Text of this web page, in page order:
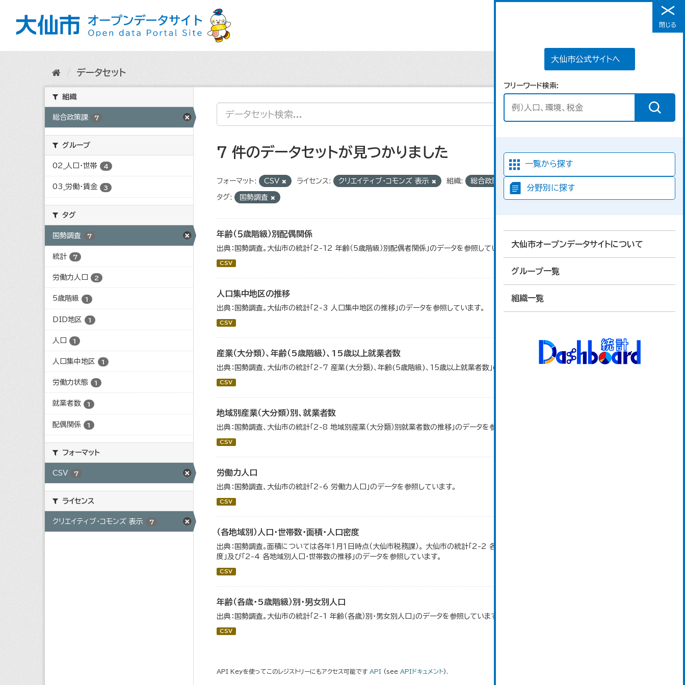
メニュー
大仙市公式サイトへ
フリーワード検索
一覧から探す
分野別に探す
大仙市オープンデータサイトについて
グループ一覧
組織一覧
閉じる
データセット
組織
総合政策課 7
グループ
02_人口・世帯 4
03_労働・賃金 3
タグ
国勢調査 7
統計 7
労働力人口 2
5歳階級 1
DID地区 1
人口 1
人口集中地区 1
労働力状態 1
就業者数 1
配偶関係 1
フォーマット
CSV 7
ライセンス
クリエイティブ・コモンズ 表示 7
7 件のデータセットが見つかりました
フォーマット: CSV ライセンス: クリエイティブ・コモンズ 表示 組織: 総合政策課
タグ: 国勢調査
年齢（５歳階級）別配偶関係
出典：国勢調査。大仙市の統計「2-12 年齢（5歳階級）別配偶者関係」のデータを参照しています。
CSV
人口集中地区の推移
出典：国勢調査。大仙市の統計「2-3 人口集中地区の推移」のデータを参照しています。
CSV
産業（大分類）、年齢（5歳階級）、15歳以上就業者数
出典：国勢調査、大仙市の統計「2-7 産業(大分類)、年齢(5歳階級)、15歳以上就業者数」のデータを参照しています。
CSV
地域別産業（大分類）別、就業者数
出典：国勢調査、大仙市の統計「2-8 地域別産業（大分類）別就業者数の推移」のデータを参照しています。
CSV
労働力人口
出典：国勢調査、大仙市の統計「2-6 労働力人口」のデータを参照しています。
CSV
（各地域別）人口・世帯数・面積・人口密度
出典：国勢調査。面積については各年１月１日時点（大仙市税務課）。 大仙市の統計「2-2 各地域別人口・人口増減・面積・人口密
度」及び「2-4 各地域別人口・世帯数の推移」のデータを参照しています。
CSV
年齢（各歳・5歳階級）別・男女別人口
出典：国勢調査。大仙市の統計「2-1 年齢（各歳）別・男女別人口」のデータを参照しています。
CSV
API Keyを使ってこのレジストリーにもアクセス可能です API (see APIドキュメント).